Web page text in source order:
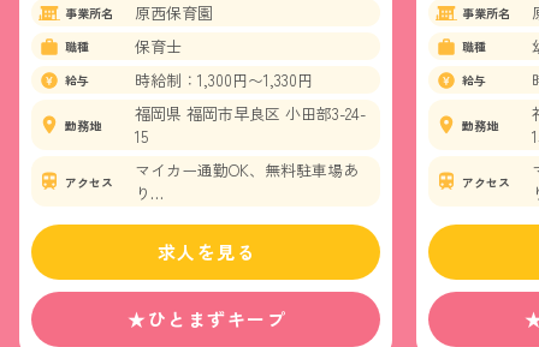
事業所名 原西保育園
職種 保育士
給与 時給制：1,300円〜1,330円
勤務地
福岡県 福岡市早良区 小田部3-24-
15
アクセス
マイカー通勤OK、無料駐車場あ
り
福岡市七隈線 橋本駅
西鉄バス 小田部5丁目バス停か
ら徒歩3分
★ひとまずキープ
求人を見る
事業所名
職種
給与
勤務地
アクセス